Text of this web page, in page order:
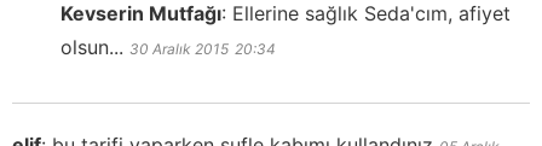
Kevserin Mutfağı: Ellerine sağlık Seda'cım, afiyet
olsun... 30 Aralık 2015 20:34